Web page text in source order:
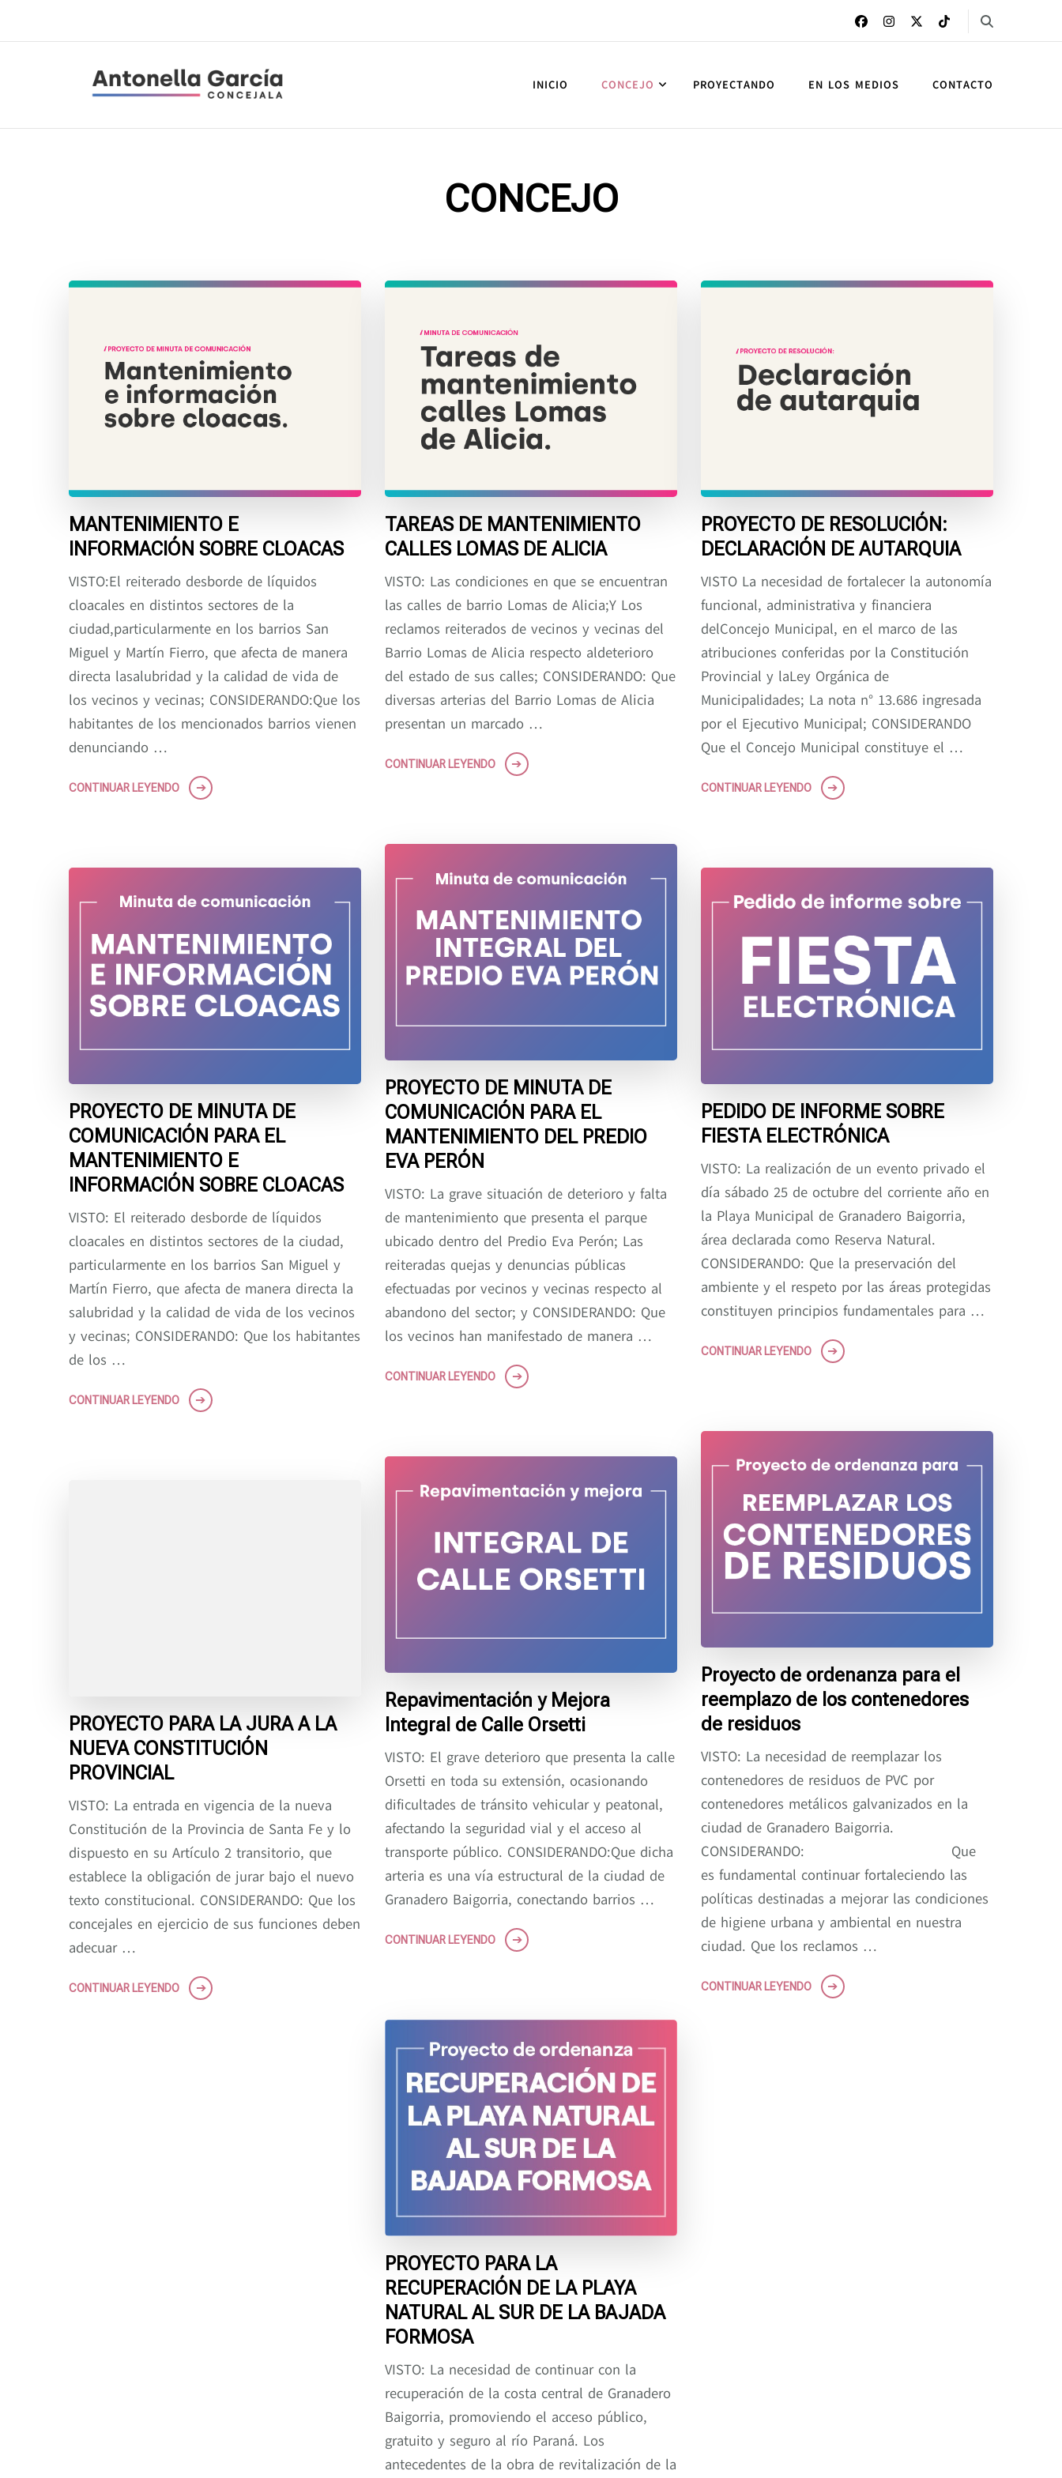
Antonella García
INICIO CONCEJO PROYECTANDO EN LOS MEDIOS CONTACTO
CONCEJO
MANTENIMIENTO E
INFORMACIÓN SOBRE CLOACAS
VISTO:El reiterado desborde de líquidos
cloacales en distintos sectores de la
ciudad,particularmente en los barrios San
Miguel y Martín Fierro, que afecta de manera
directa lasalubridad y la calidad de vida de
los vecinos y vecinas; CONSIDERANDO:Que los
habitantes de los mencionados barrios vienen
denunciando …
CONTINUAR LEYENDO
TAREAS DE MANTENIMIENTO
CALLES LOMAS DE ALICIA
VISTO: Las condiciones en que se encuentran
las calles de barrio Lomas de Alicia;Y Los
reclamos reiterados de vecinos y vecinas del
Barrio Lomas de Alicia respecto aldeterioro
del estado de sus calles; CONSIDERANDO: Que
diversas arterias del Barrio Lomas de Alicia
presentan un marcado …
CONTINUAR LEYENDO
PROYECTO DE RESOLUCIÓN:
DECLARACIÓN DE AUTARQUIA
VISTO La necesidad de fortalecer la autonomía
funcional, administrativa y financiera
delConcejo Municipal, en el marco de las
atribuciones conferidas por la Constitución
Provincial y laLey Orgánica de
Municipalidades; La nota n° 13.686 ingresada
por el Ejecutivo Municipal; CONSIDERANDO
Que el Concejo Municipal constituye el …
CONTINUAR LEYENDO
PROYECTO DE MINUTA DE
COMUNICACIÓN PARA EL
MANTENIMIENTO DEL PREDIO
EVA PERÓN
VISTO: La grave situación de deterioro y falta
de mantenimiento que presenta el parque
ubicado dentro del Predio Eva Perón; Las
reiteradas quejas y denuncias públicas
efectuadas por vecinos y vecinas respecto al
abandono del sector; y CONSIDERANDO: Que
los vecinos han manifestado de manera …
CONTINUAR LEYENDO
PROYECTO DE MINUTA DE
COMUNICACIÓN PARA EL
MANTENIMIENTO E
INFORMACIÓN SOBRE CLOACAS
VISTO: El reiterado desborde de líquidos
cloacales en distintos sectores de la ciudad,
particularmente en los barrios San Miguel y
Martín Fierro, que afecta de manera directa la
salubridad y la calidad de vida de los vecinos
y vecinas; CONSIDERANDO: Que los habitantes
de los …
CONTINUAR LEYENDO
PEDIDO DE INFORME SOBRE
FIESTA ELECTRÓNICA
VISTO: La realización de un evento privado el
día sábado 25 de octubre del corriente año en
la Playa Municipal de Granadero Baigorria,
área declarada como Reserva Natural.
CONSIDERANDO: Que la preservación del
ambiente y el respeto por las áreas protegidas
constituyen principios fundamentales para …
CONTINUAR LEYENDO
Proyecto de ordenanza para el
reemplazo de los contenedores
de residuos
VISTO: La necesidad de reemplazar los
contenedores de residuos de PVC por
contenedores metálicos galvanizados en la
ciudad de Granadero Baigorria.
CONSIDERANDO: Que
es fundamental continuar fortaleciendo las
políticas destinadas a mejorar las condiciones
de higiene urbana y ambiental en nuestra
ciudad. Que los reclamos …
CONTINUAR LEYENDO
Repavimentación y Mejora
Integral de Calle Orsetti
VISTO: El grave deterioro que presenta la calle
Orsetti en toda su extensión, ocasionando
dificultades de tránsito vehicular y peatonal,
afectando la seguridad vial y el acceso al
transporte público. CONSIDERANDO:Que dicha
arteria es una vía estructural de la ciudad de
Granadero Baigorria, conectando barrios …
CONTINUAR LEYENDO
PROYECTO PARA LA JURA A LA
NUEVA CONSTITUCIÓN
PROVINCIAL
VISTO: La entrada en vigencia de la nueva
Constitución de la Provincia de Santa Fe y lo
dispuesto en su Artículo 2 transitorio, que
establece la obligación de jurar bajo el nuevo
texto constitucional. CONSIDERANDO: Que los
concejales en ejercicio de sus funciones deben
adecuar …
CONTINUAR LEYENDO
PROYECTO PARA LA
RECUPERACIÓN DE LA PLAYA
NATURAL AL SUR DE LA BAJADA
FORMOSA
VISTO: La necesidad de continuar con la
recuperación de la costa central de Granadero
Baigorria, promoviendo el acceso público,
gratuito y seguro al río Paraná. Los
antecedentes de la obra de revitalización de la